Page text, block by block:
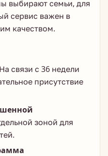
выбирают семьи, для
сервис важен в
качеством.
На связи с 36 недели
присутствие
зоной для